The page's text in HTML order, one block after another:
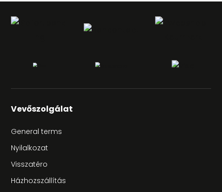
Vevőszolgálat
General terms
Nyilalkozat
Visszatéro
Házhozszállítás